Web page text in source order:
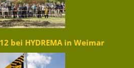
bei HYDREMA in Weimar